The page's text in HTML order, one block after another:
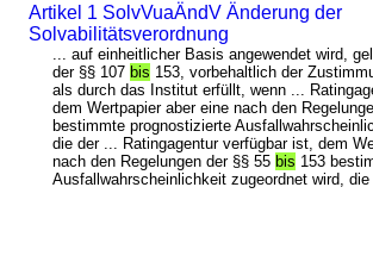
Artikel 1 SolvVuaÄndV Änderung der
Solvabilitätsverordnung
... auf einheitlicher Basis angewendet wird,
der §§ 107bis 153, vorbehaltlich der
als durch das Institut erfüllt, wenn ...
dem Wertpapier aber eine nach den
bestimmte prognostizierte
die der ... Ratingagentur verfügbar ist, dem
nach den Regelungen der §§ 55bis 153
Ausfallwahrscheinlichkeit zugeordnet wird, die